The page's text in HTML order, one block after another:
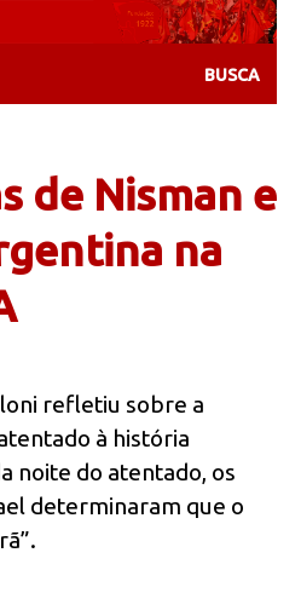
de Nisman e
na
refletiu sobre a
à história
noite do atentado, os
determinaram que o